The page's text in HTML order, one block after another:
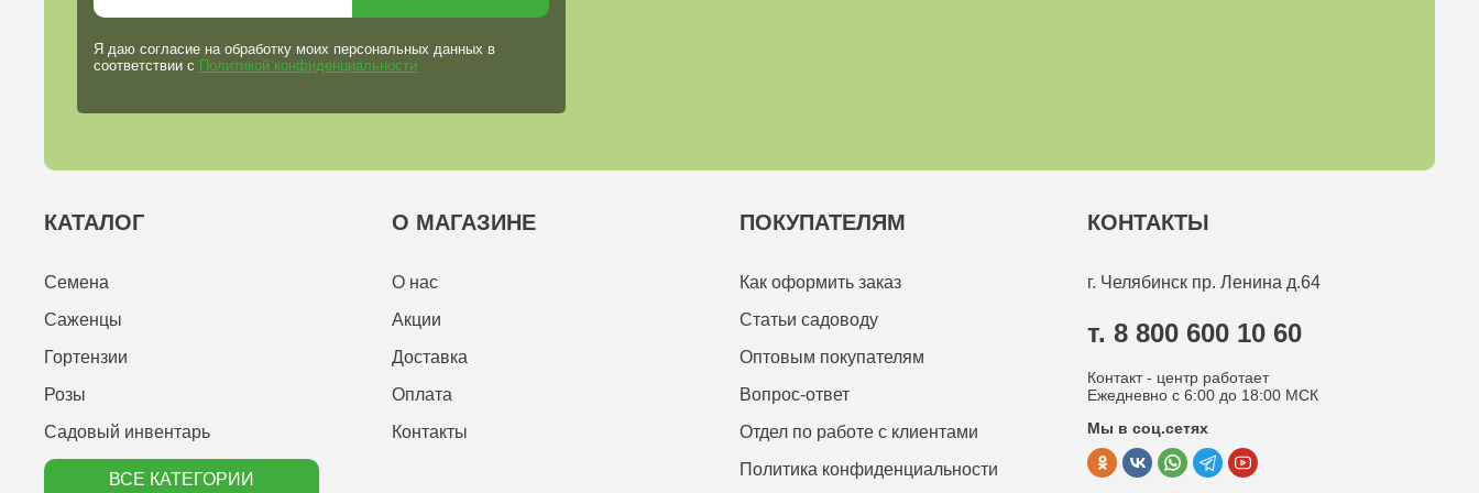
Я даю согласие на обработку моих персональных данных в
соответствии с Политикой конфиденциальности
КАТАЛОГ
Семена
Саженцы
Гортензии
Розы
Садовый инвентарь
ВСЕ КАТЕГОРИИ
О МАГАЗИНЕ
О нас
Акции
Доставка
Оплата
Контакты
ПОКУПАТЕЛЯМ
Как оформить заказ
Статьи садоводу
Оптовым покупателям
Вопрос-ответ
Отдел по работе с клиентами
Политика конфиденциальности
КОНТАКТЫ
г. Челябинск пр. Ленина д.64
т. 8 800 600 10 60
Контакт - центр работает
Ежедневно с 6:00 до 18:00 МСК
Мы в соц.сетях